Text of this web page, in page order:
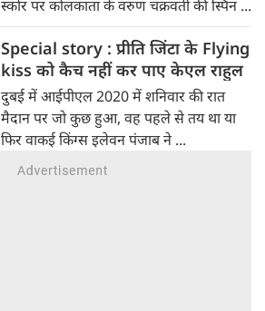
स्कोर पर कोलकाता के वरुण चक्रवर्ती की स्पिन ...
Special story : प्रीति जिंटा के Flying
kiss को कैच नहीं कर पाए केएल राहुल
दुबई में आईपीएल 2020 में शनिवार की रात
मैदान पर जो कुछ हुआ, वह पहले से तय था या
फिर वाकई किंग्स इलेवन पंजाब ने ...